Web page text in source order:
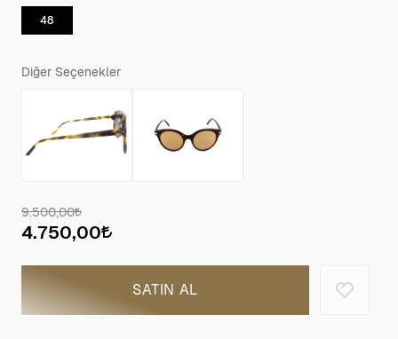
48
Diğer Seçenekler
9.500,00
4.750,00
SATIN AL